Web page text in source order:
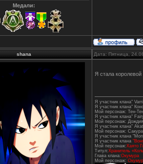
Медали:
shana Дата: Пятница,
Я стала
Я участник клана"
Я участник клана"
Мой персонаж: Тен-
Я участник клана"
Мой персонаж: Дождия
Я участник клана"
Мой персонаж: Сакура
Я участник клана
Я участник клана
Мой персонаж:Хаято
Титул:Хранитель
Глава клана:Окумура
Мой персонаж: